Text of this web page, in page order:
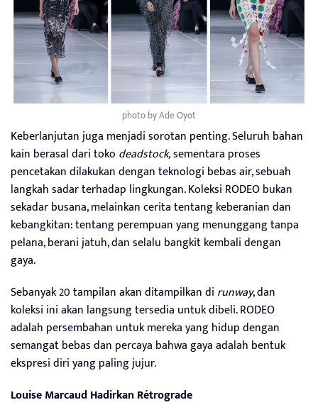
photo by Ade Oyot
Keberlanjutan juga menjadi sorotan penting. Seluruh bahan
kain berasal dari toko deadstock,sementara proses
pencetakan dilakukan dengan teknologi bebas air, sebuah
langkah sadar terhadap lingkungan. Koleksi RODEO bukan
sekadar busana, melainkan cerita tentang keberanian dan
kebangkitan: tentang perempuan yang menunggang tanpa
pelana, berani jatuh, dan selalu bangkit kembali dengan
gaya.
Sebanyak 20 tampilan akan ditampilkan di runway, dan
koleksi ini akan langsung tersedia untuk dibeli. RODEO
adalah persembahan untuk mereka yang hidup dengan
semangat bebas dan percaya bahwa gaya adalah bentuk
ekspresi diri yang paling jujur.
Louise Marcaud Hadirkan Rétrograde